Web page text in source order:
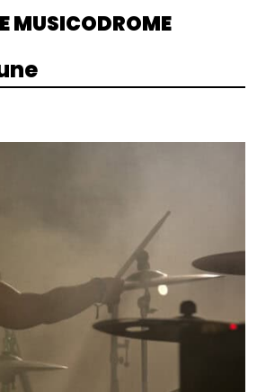
MUSICODROME